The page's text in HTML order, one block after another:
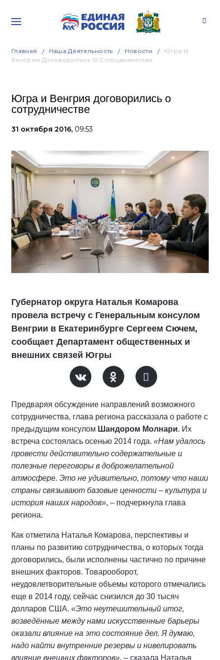
Главная Наша Деятельность Новости
Югра И
Венгрия Договорились О Сотрудничестве
Югра и Венгрия договорились о
сотрудничестве
31 октября 2016, 09:53
Губернатор округа Наталья Комарова
провела встречу с Генеральным консулом
Венгрии в Екатеринбурге Сергеем Сючем,
сообщает Департамент общественных и
внешних связей Югры
Предваряя обсуждение направлений возможного
сотрудничества, глава региона рассказала о работе с
предыдущим консулом Шандором Молнари. Их
встреча состоялась осенью 2014 года. «Нам удалось
провести действительно содержательные и
полезные переговоры в доброжелательной
атмосфере. Это не удивительно, потому что наши
страны связывают базовые ценности – культура и
история наших народов», – подчеркнула глава
региона.
Как отметила Наталья Комарова, перспективы и
планы по развитию сотрудничества, о которых тогда
договорились, были исполнены частично по причине
внешних факторов. Товарооборот,
неудовлетворительные объемы которого отмечались
еще в 2014 году, сейчас снизился до 30 тысяч
долларов США. «Это неутешительный итог,
возведённые между нами искусственные барьеры
оказали влияние на это состояние дел. Я думаю,
надо найти внутренние резервы и нивелировать
влияние внешних факторов», – сказала Наталья